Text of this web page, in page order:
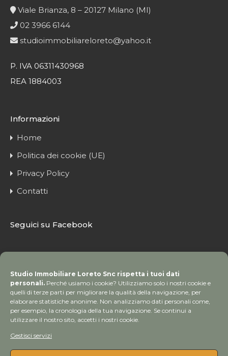
Studio Immobiliare Loreto Snc rispetta i tuoi dati
personali. Perché usiamo i cookie? Utilizziamo solo i nostri cookie e
quelli di terze parti per migliorare la qualità della navigazione, per
elaborare statistiche anonime. Non analizziamo dati personali come,
per esempio, la cronologia della tua navigazione. Se continui a
utilizzare il nostro sito, accetti i nostri cookie.
Gestisci servizi
Viale Brianza, 8 – 20127 Milano (MI)
02 3966 6144
studioimmobiliareloreto@yahoo.it
P. IVA 06311430968
REA 1884003
Informazioni
Home
Politica dei cookie (UE)
Privacy Policy
Contatti
Seguici su Facebook